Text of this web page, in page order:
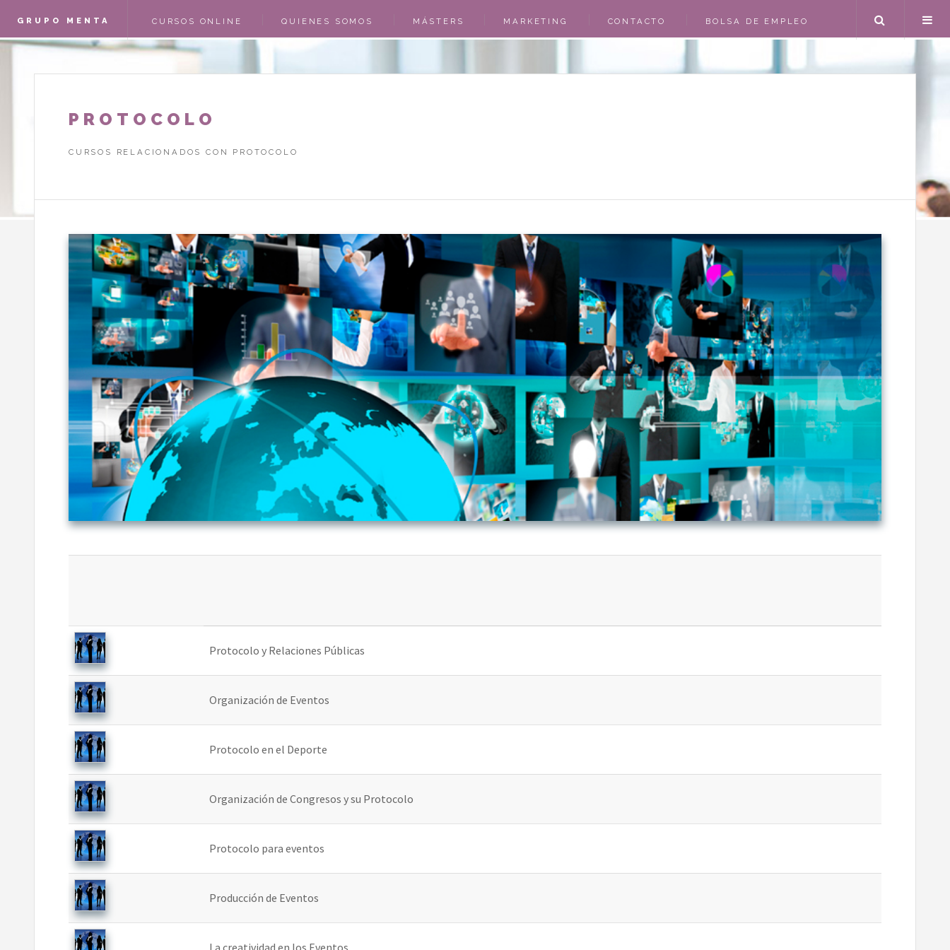
GRUPO MENTA CURSOS ONLINE QUIENES SOMOS MÁSTERS MARKETING CONTACTO BOLSA DE EMPLEO Search
PROTOCOLO
CURSOS RELACIONADOS CON PROTOCOLO
Protocolo y Relaciones Públicas
Organización de Eventos
Protocolo en el Deporte
Organización de Congresos y su Protocolo
Protocolo para eventos
Producción de Eventos